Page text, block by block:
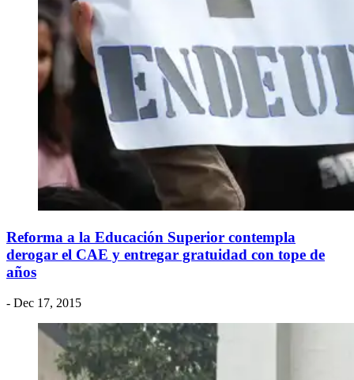
Reforma a la Educación Superior contempla
derogar el CAE y entregar gratuidad con tope de
años
- Dec 17, 2015